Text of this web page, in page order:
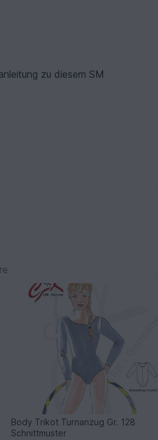
zu diesem SM
Body Trikot Turnanzug Gr. 128
Schnittmuster